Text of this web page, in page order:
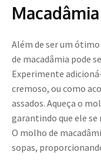
Além de ser um
de macadâmia pode
Experimente
cremoso, ou como
assados. Aqueça o
garantindo que ele
O molho de
sopas,